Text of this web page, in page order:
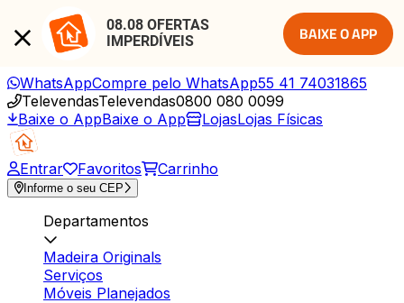
08.08 OFERTAS
IMPERDÍVEIS
BAIXE O APP
WhatsAppCompre pelo WhatsApp55 41 74031865
TelevendasTelevendas0800 080 0099
Baixe o AppBaixe o App LojasLojas Físicas
Entrar Favoritos Carrinho
Informe o seu CEP
Departamentos
Madeira Originals
Serviços
Móveis Planejados